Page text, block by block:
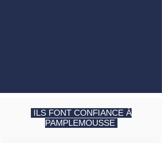
ILS FONT CONFIANCE À
PAMPLEMOUSSE